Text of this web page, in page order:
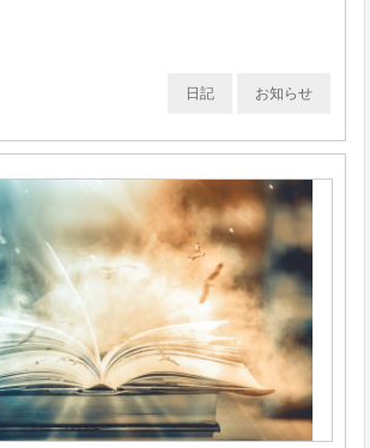
お知らせ
日記